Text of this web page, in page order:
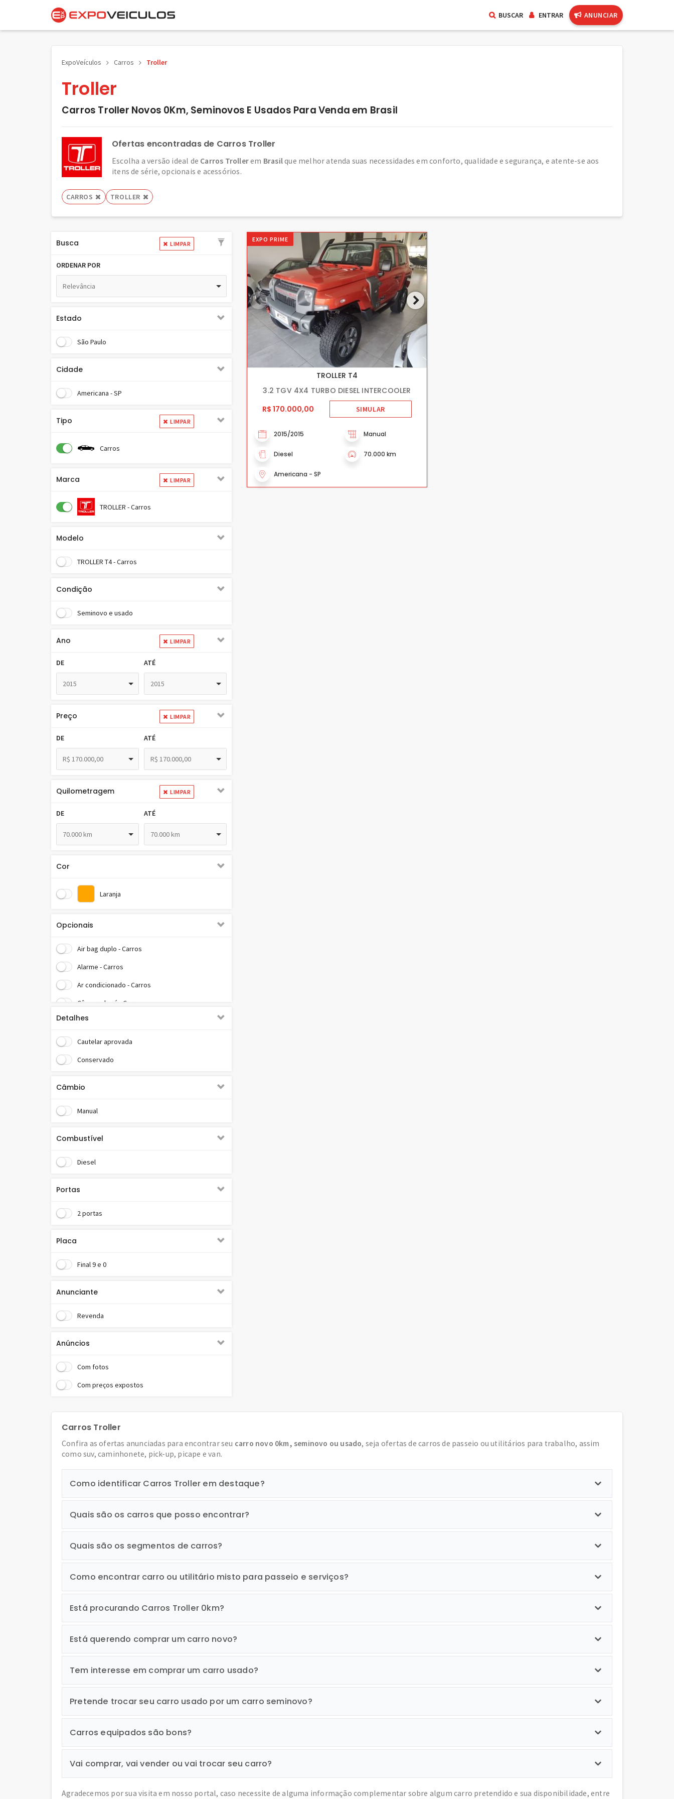
BUSCAR ENTRAR ANUNCIAR
ExpoVeículos Carros Troller
Troller
Carros Troller Novos 0Km, Seminovos E Usados Para Venda em Brasil
Ofertas encontradas de Carros Troller
Escolha a versão ideal de Carros Trollerem Brasilque melhor atenda suas necessidades em conforto, qualidade e segurança, e atente-se aos
itens de série, opcionais e acessórios.
CARROS TROLLER
Busca LIMPAR
ORDENAR POR
Relevância
Estado
São Paulo
Cidade
Americana - SP
Tipo LIMPAR
Carros
Marca LIMPAR
TROLLER - Carros
Modelo
TROLLER T4 - Carros
Condição
Seminovo e usado
Ano LIMPAR
DE
2015
ATÉ
2015
Preço LIMPAR
DE
R$ 170.000,00
ATÉ
R$ 170.000,00
Quilometragem LIMPAR
DE
70.000 km
ATÉ
70.000 km
Cor
Laranja
Opcionais
Air bag duplo - Carros
Alarme - Carros
Ar condicionado - Carros
Câmera de ré - Carros
Direção hidráulica - Carros
Vidros elétricos - Carros
Detalhes
Cautelar aprovada
Conservado
Câmbio
Manual
Combustível
Diesel
Portas
2 portas
Placa
Final 9 e 0
Anunciante
Revenda
Anúncios
Com fotos
Com preços expostos
EXPO PRIME
TROLLER T4
3.2 TGV 4X4 TURBO DIESEL INTERCOOLER
R$ 170.000,00
SIMULAR
2015/2015 Manual
Diesel 70.000 km
Americana - SP
Carros Troller
Confira as ofertas anunciadas para encontrar seu carro novo 0km, seminovo ou usado, seja ofertas de carros de passeio ou utilitários para trabalho, assim
como suv, caminhonete, pick-up, picape e van.
Como identificar Carros Troller em destaque?
Quais são os carros que posso encontrar?
Quais são os segmentos de carros?
Como encontrar carro ou utilitário misto para passeio e serviços?
Está procurando Carros Troller 0km?
Está querendo comprar um carro novo?
Tem interesse em comprar um carro usado?
Pretende trocar seu carro usado por um carro seminovo?
Carros equipados são bons?
Vai comprar, vai vender ou vai trocar seu carro?
Agradecemos por sua visita em nosso portal, caso necessite de alguma informação complementar sobre algum carro pretendido e sua disponibilidade, entre